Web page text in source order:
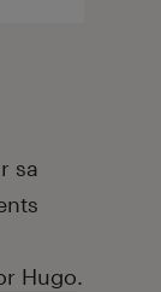
sa
Hugo.